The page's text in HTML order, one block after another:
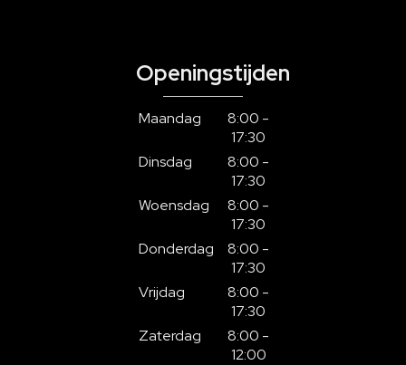
Openingstijden
Maandag
8:00 -
17:30
Dinsdag
8:00 -
17:30
Woensdag
8:00 -
17:30
Donderdag
8:00 -
17:30
Vrijdag
8:00 -
17:30
Zaterdag
8:00 -
12:00